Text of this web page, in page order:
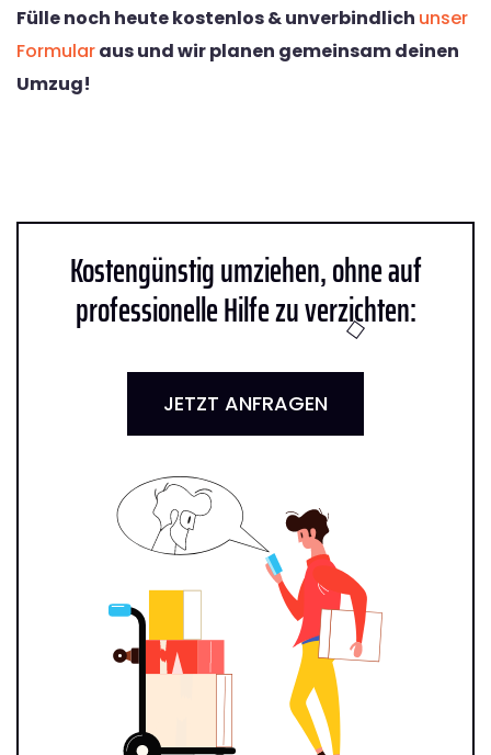
Fülle noch heute kostenlos & unverbindlich unser
Formularaus und wir planen gemeinsam deinen
Umzug!
Kostengünstig umziehen, ohne auf
professionelle Hilfe zu verzichten:
JETZT ANFRAGEN